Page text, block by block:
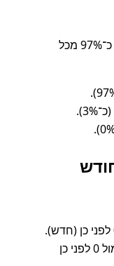
הדרך המועדפת כרגע היא אוטובוס – כ־97% מכל
מונית / מיניבוס: 9,790 עכשיו מול 0 לפני כן